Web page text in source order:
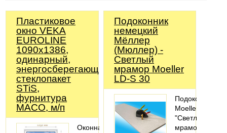
Пластиковое
окно VEKA
EUROLINE
1090х1386,
одинарный,
энергосберегающий
стеклопакет
STiS,
фурнитура
MACO, м/п
Оконная
Подоконник
немецкий
Мёллер
(Мюллер) -
Светлый
мрамор Moeller
LD-S 30
Подоконник
Moeller
"Светлый
мрамор"